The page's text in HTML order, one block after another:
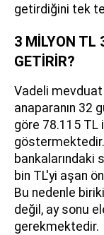
getirdiğini tek
3 MİLYON TL
GETİRİR?
Vadeli mevduat
anaparanın 32
göre 78.115 TL
bankalarındaki
bin TL'yi aşan
Bu nedenle
değil, ay sonu
gerekmektedir.